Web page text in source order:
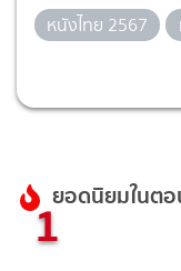
หนังไทย 2567
ยอดนิยมในต
1